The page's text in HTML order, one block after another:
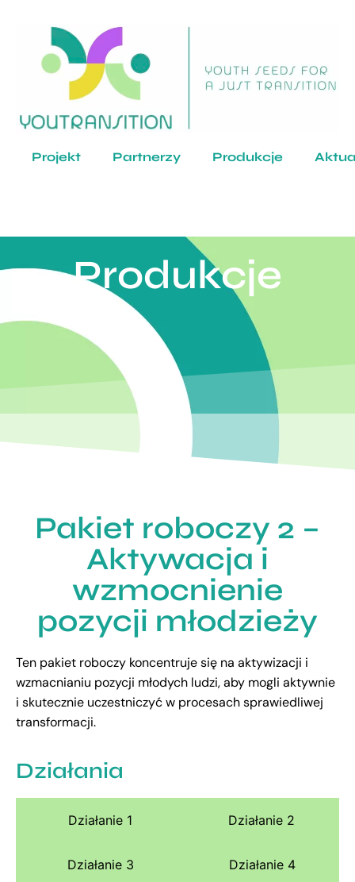
Projekt Partnerzy Produkcje
Produkcje
Pakiet roboczy 2 –
Aktywacja i
wzmocnienie
pozycji młodzieży
Ten pakiet roboczy koncentruje się na aktywizacji i
wzmacnianiu pozycji młodych ludzi, aby mogli aktywnie
i skutecznie uczestniczyć w procesach sprawiedliwej
transformacji.
Działania
Działanie 1 Działanie 2
Działanie 3 Działanie 4